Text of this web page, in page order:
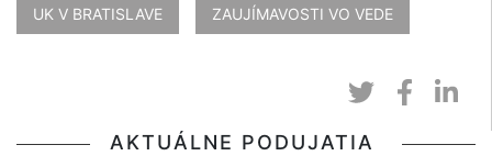
UK V BRATISLAVE ZAUJÍMAVOSTI VO VEDE
AKTUÁLNE PODUJATIA